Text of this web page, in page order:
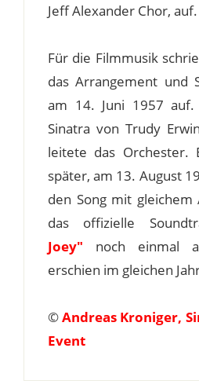
Jeff Alexander Chor, auf.
Für die Filmmusik
das Arrangement und
am 14. Juni 1957
Sinatra von Trudy
leitete das Orchester.
später, am 13. August
den Song mit
das offizielle
Joey" noch einmal
erschien im gleichen
©Andreas Kroniger,
Event